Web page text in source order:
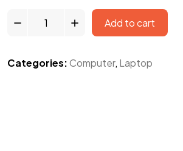
Add to cart
Categories:Computer, Laptop